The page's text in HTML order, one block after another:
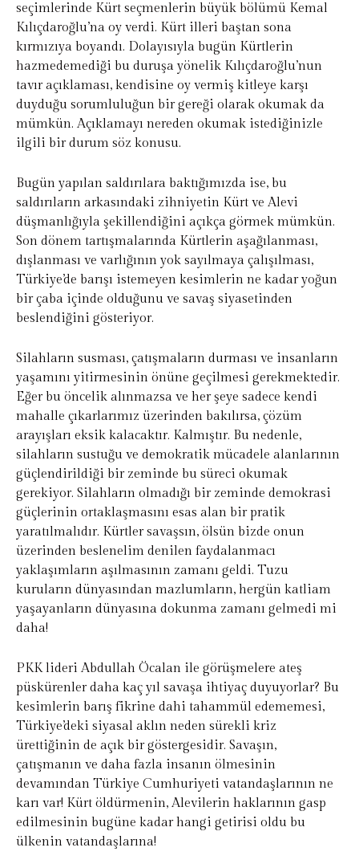
seçimlerinde Kürt seçmenlerin büyük bölümü Kemal
Kılıçdaroğlu’na oy verdi. Kürt illeri baştan sona
kırmızıya boyandı. Dolayısıyla bugün Kürtlerin
hazmedemediği bu duruşa yönelik Kılıçdaroğlu’nun
tavır açıklaması, kendisine oy vermiş kitleye karşı
duyduğu sorumluluğun bir gereği olarak okumak da
mümkün. Açıklamayı nereden okumak istediğinizle
ilgili bir durum söz konusu.
Bugün yapılan saldırılara baktığımızda ise, bu
saldırıların arkasındaki zihniyetin Kürt ve Alevi
düşmanlığıyla şekillendiğini açıkça görmek mümkün.
Son dönem tartışmalarında Kürtlerin aşağılanması,
dışlanması ve varlığının yok sayılmaya çalışılması,
Türkiye’de barışı istemeyen kesimlerin ne kadar yoğun
bir çaba içinde olduğunu ve savaş siyasetinden
beslendiğini gösteriyor.
Silahların susması, çatışmaların durması ve insanların
yaşamını yitirmesinin önüne geçilmesi gerekmektedir.
Eğer bu öncelik alınmazsa ve her şeye sadece kendi
mahalle çıkarlarımız üzerinden bakılırsa, çözüm
arayışları eksik kalacaktır. Kalmıştır. Bu nedenle,
silahların sustuğu ve demokratik mücadele alanlarının
güçlendirildiği bir zeminde bu süreci okumak
gerekiyor. Silahların olmadığı bir zeminde demokrasi
güçlerinin ortaklaşmasını esas alan bir pratik
yaratılmalıdır. Kürtler savaşsın, ölsün bizde onun
üzerinden beslenelim denilen faydalanmacı
yaklaşımların aşılmasının zamanı geldi. Tuzu
kuruların dünyasından mazlumların, hergün katliam
yaşayanların dünyasına dokunma zamanı gelmedi mi
daha!
PKK lideri Abdullah Öcalan ile görüşmelere ateş
püskürenler daha kaç yıl savaşa ihtiyaç duyuyorlar? Bu
kesimlerin barış fikrine dahi tahammül edememesi,
Türkiye’deki siyasal aklın neden sürekli kriz
ürettiğinin de açık bir göstergesidir. Savaşın,
çatışmanın ve daha fazla insanın ölmesinin
devamından Türkiye Cumhuriyeti vatandaşlarının ne
karı var! Kürt öldürmenin, Alevilerin haklarının gasp
edilmesinin bugüne kadar hangi getirisi oldu bu
ülkenin vatandaşlarına!